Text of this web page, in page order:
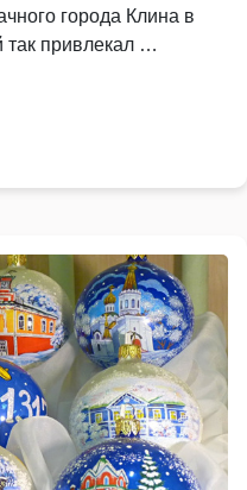
города Клина в
так привлекал …